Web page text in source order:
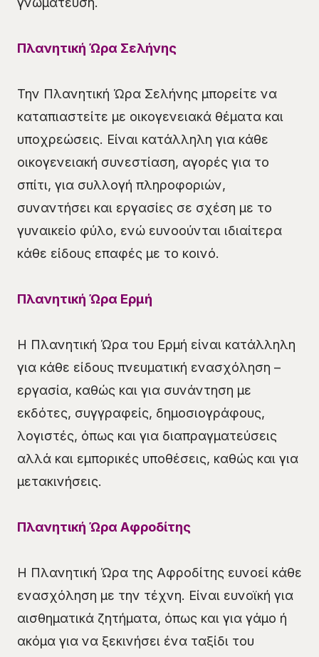
Πλανητική Ώρα Σελήνης
Την Πλανητική Ώρα Σελήνης μπορείτε να
καταπιαστείτε με οικογενειακά θέματα και
υποχρεώσεις. Είναι κατάλληλη για κάθε
οικογενειακή συνεστίαση, αγορές για το
σπίτι, για συλλογή πληροφοριών,
συναντήσει και εργασίες σε σχέση με το
γυναικείο φύλο, ενώ ευνοούνται ιδιαίτερα
κάθε είδους επαφές με το κοινό.
Πλανητική Ώρα Ερμή
Η Πλανητική Ώρα του Ερμή είναι κατάλληλη
για κάθε είδους πνευματική ενασχόληση –
εργασία, καθώς και για συνάντηση με
εκδότες, συγγραφείς, δημοσιογράφους,
λογιστές, όπως και για διαπραγματεύσεις
αλλά και εμπορικές υποθέσεις, καθώς και για
μετακινήσεις.
Πλανητική Ώρα Αφροδίτης
Η Πλανητική Ώρα της Αφροδίτης ευνοεί κάθε
ενασχόληση με την τέχνη. Είναι ευνοϊκή για
αισθηματικά ζητήματα, όπως και για γάμο ή
ακόμα για να ξεκινήσει ένα ταξίδι του